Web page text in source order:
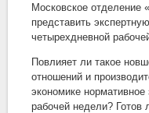
Московское
представить
четырехдневной
Повлияет ли такое
отношений и
экономике
рабочей недели? Готов